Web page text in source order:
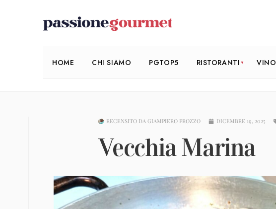
HOME CHI SIAMO PGTOP5 RISTORANTI VINO
RECENSITO DA GIAMPIERO PROZZO DICEMBRE 19, 2025
Vecchia Marina